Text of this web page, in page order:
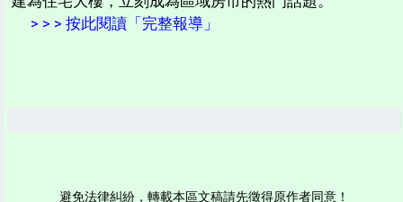
> > > 按此閱讀「完整報導」
避免法律糾紛，轉載本區文稿請先徵得原作者同意！